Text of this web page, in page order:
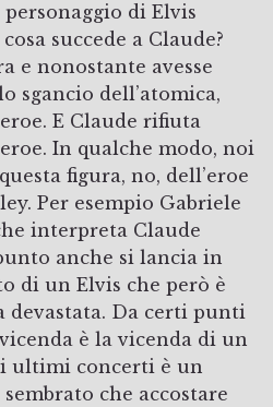
di Elvis
succede a Claude?
e nonostante avesse
sgancio dell’atomica,
E Claude rifiuta
In qualche modo, noi
figura, no, dell’eroe
Per esempio Gabriele
interpreta Claude
anche si lancia in
di un Elvis che però è
devastata. Da certi punti
è la vicenda di un
ultimi concerti è un
che accostare